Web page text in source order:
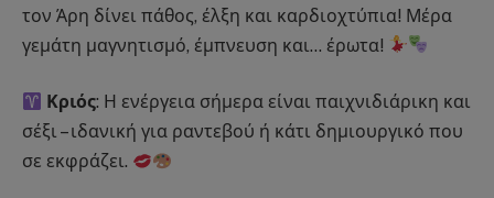
τον Άρη δίνει πάθος, έλξη και καρδιοχτύπια! Μέρα
γεμάτη μαγνητισμό, έμπνευση και… έρωτα!
Κριός: Η ενέργεια σήμερα είναι παιχνιδιάρικη και
σέξι – ιδανική για ραντεβού ή κάτι δημιουργικό που
σε εκφράζει.